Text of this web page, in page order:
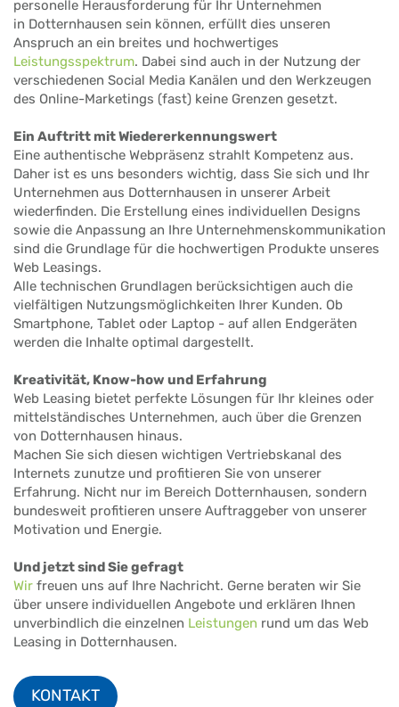
personelle Herausforderung für Ihr Unternehmen
in Dotternhausen sein können, erfüllt dies unseren
Anspruch an ein breites und hochwertiges
Leistungsspektrum. Dabei sind auch in der Nutzung der
verschiedenen Social Media Kanälen und den Werkzeugen
des Online-Marketings (fast) keine Grenzen gesetzt.
Ein Auftritt mit Wiedererkennungswert
Eine authentische Webpräsenz strahlt Kompetenz aus.
Daher ist es uns besonders wichtig, dass Sie sich und Ihr
Unternehmen aus Dotternhausen in unserer Arbeit
wiederfinden. Die Erstellung eines individuellen Designs
sowie die Anpassung an Ihre Unternehmenskommunikation
sind die Grundlage für die hochwertigen Produkte unseres
Web Leasings.
Alle technischen Grundlagen berücksichtigen auch die
vielfältigen Nutzungsmöglichkeiten Ihrer Kunden. Ob
Smartphone, Tablet oder Laptop - auf allen Endgeräten
werden die Inhalte optimal dargestellt.
Kreativität, Know-how und Erfahrung
Web Leasing bietet perfekte Lösungen für Ihr kleines oder
mittelständisches Unternehmen, auch über die Grenzen
von Dotternhausen hinaus.
Machen Sie sich diesen wichtigen Vertriebskanal des
Internets zunutze und profitieren Sie von unserer
Erfahrung. Nicht nur im Bereich Dotternhausen, sondern
bundesweit profitieren unsere Auftraggeber von unserer
Motivation und Energie.
Und jetzt sind Sie gefragt
Wir freuen uns auf Ihre Nachricht. Gerne beraten wir Sie
über unsere individuellen Angebote und erklären Ihnen
unverbindlich die einzelnen Leistungen rund um das Web
Leasing in Dotternhausen.
KONTAKT